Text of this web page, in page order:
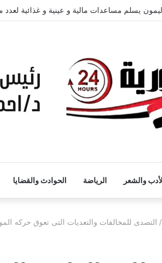
ليمون يسلم مساعدات مالية و عينية و غذائية
والشعر الرياضة الحوادث والقضايا
/ التصدى للمخالفات والتعديات التى تعوق حركه